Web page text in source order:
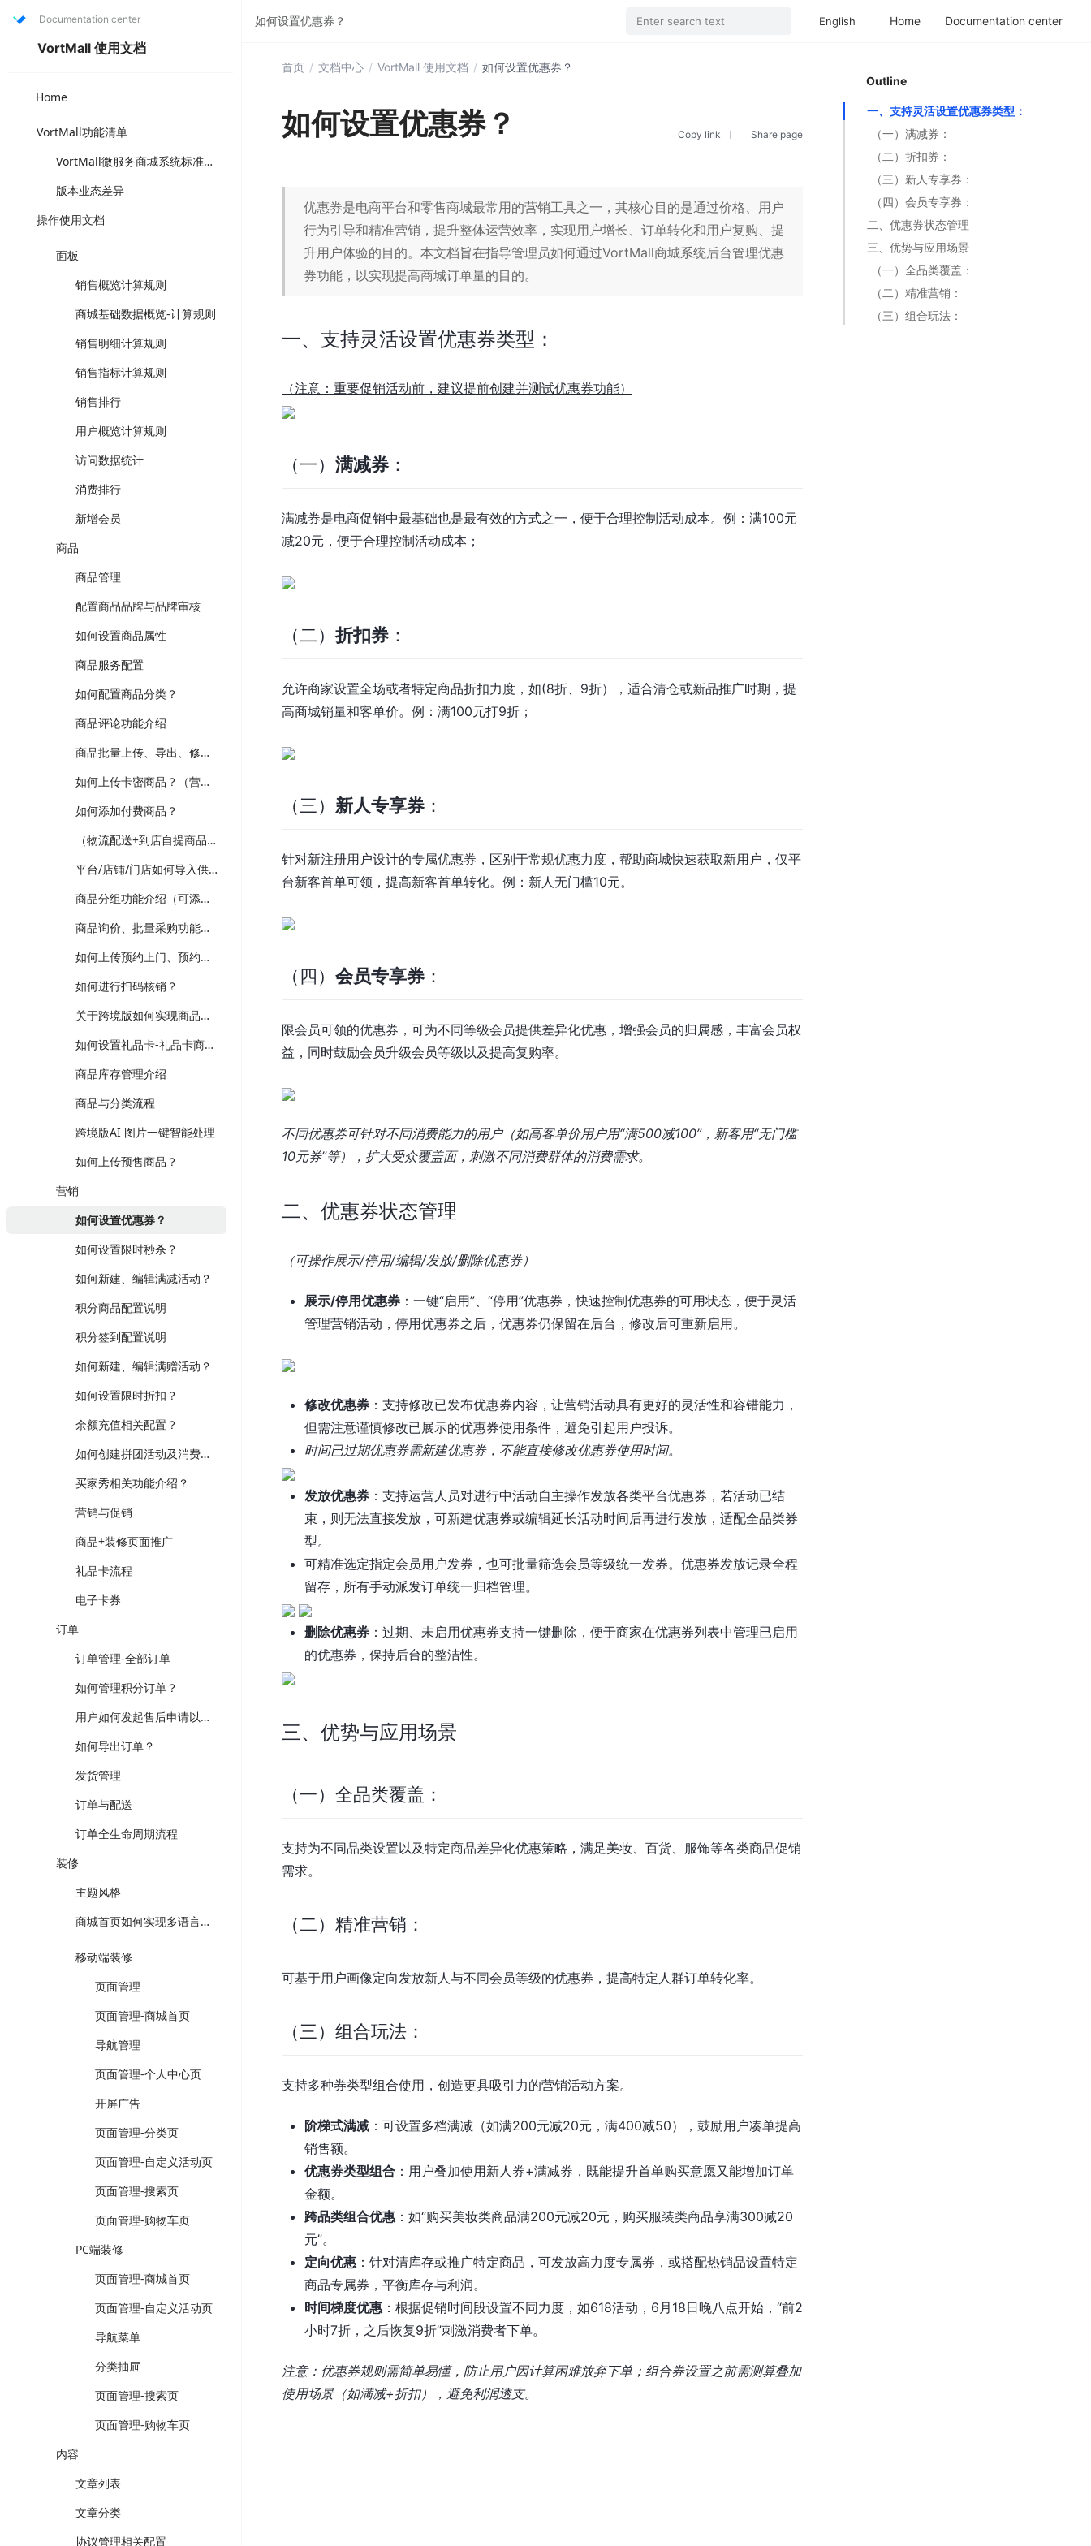
Documentation center
VortMall 使用文档
Home
VortMall功能清单
VortMall微服务商城系统标准版功能清单（打“✅”为套餐固定功能，可直接选用成熟方案，“可选配”为可另升级叠加版本功能，注店铺体系与门店体系为互斥功能体系）
版本业态差异
操作使用文档
面板
销售概览计算规则
商城基础数据概览-计算规则
销售明细计算规则
销售指标计算规则
销售排行
用户概览计算规则
访问数据统计
消费排行
新增会员
商品
商品管理
配置商品品牌与品牌审核
如何设置商品属性
商品服务配置
如何配置商品分类？
商品评论功能介绍
商品批量上传、导出、修改功能介绍
如何上传卡密商品？（营销-电子卡券）
如何添加付费商品？
（物流配送+到店自提商品）如何上传普通商品？
平台/店铺/门店如何导入供应商商品？（跨境、供应商、多门店版本适用）
商品分组功能介绍（可添加新品、热销、分类等分组，装修可选择商品分组分类）
商品询价、批量采购功能介绍（跨境、供应商、企业批发版本）
如何上传预约上门、预约到店商品？
如何进行扫码核销？
关于跨境版如何实现商品详情多语言翻译维护？
如何设置礼品卡-礼品卡商品？
商品库存管理介绍
商品与分类流程
跨境版AI 图片一键智能处理
如何上传预售商品？
营销
如何设置优惠券？
如何设置限时秒杀？
如何新建、编辑满减活动？
积分商品配置说明
积分签到配置说明
如何新建、编辑满赠活动？
如何设置限时折扣？
余额充值相关配置？
如何创建拼团活动及消费者如何参团？
买家秀相关功能介绍？
营销与促销
商品+装修页面推广
礼品卡流程
电子卡券
订单
订单管理-全部订单
如何管理积分订单？
用户如何发起售后申请以及后台操作流程
如何导出订单？
发货管理
订单与配送
订单全生命周期流程
装修
主题风格
商城首页如何实现多语言装修以及切换？
移动端装修
页面管理
页面管理-商城首页
导航管理
页面管理-个人中心页
开屏广告
页面管理-分类页
页面管理-自定义活动页
页面管理-搜索页
页面管理-购物车页
PC端装修
页面管理-商城首页
页面管理-自定义活动页
导航菜单
分类抽屉
页面管理-搜索页
页面管理-购物车页
内容
文章列表
文章分类
协议管理相关配置
首页 / 文档中心 / VortMall 使用文档 / 如何设置优惠券？
如何设置优惠券？ Copy link Share page
优惠券是电商平台和零售商城最常用的营销工具之一，其核心目的是通过价格、用户
行为引导和精准营销，提升整体运营效率，实现用户增长、订单转化和用户复购、提
升用户体验的目的。本文档旨在指导管理员如何通过VortMall商城系统后台管理优惠
券功能，以实现提高商城订单量的目的。
一、支持灵活设置优惠券类型：
（注意：重要促销活动前，建议提前创建并测试优惠券功能）
（一） 满减券：
满减券是电商促销中最基础也是最有效的方式之一，便于合理控制活动成本。例：满100元
减20元，便于合理控制活动成本；
（二）折扣券：
允许商家设置全场或者特定商品折扣力度，如(8折、9折），适合清仓或新品推广时期，提
高商城销量和客单价。例：满100元打9折；
（三） 新人专享券：
针对新注册用户设计的专属优惠券，区别于常规优惠力度，帮助商城快速获取新用户，仅平
台新客首单可领，提高新客首单转化。例：新人无门槛10元。
（四） 会员专享券：
限会员可领的优惠券，可为不同等级会员提供差异化优惠，增强会员的归属感，丰富会员权
益，同时鼓励会员升级会员等级以及提高复购率。
不同优惠券可针对不同消费能力的用户（如高客单价用户用“满500减100”，新客用“无门槛
10元券”等），扩大受众覆盖面，刺激不同消费群体的消费需求。
二、优惠券状态管理
（可操作展示/停用/编辑/发放/删除优惠券）
展示/停用优惠券 ：一键“启用”、“停用”优惠券，快速控制优惠券的可用状态，便于灵活
管理营销活动，停用优惠券之后，优惠券仍保留在后台，修改后可重新启用。
修改优惠券 ：支持修改已发布优惠券内容，让营销活动具有更好的灵活性和容错能力，
但需注意谨慎修改已展示的优惠券使用条件，避免引起用户投诉。
时间已过期优惠券需新建优惠券，不能直接修改优惠券使用时间。
发放优惠券 ：支持运营人员对进行中活动自主操作发放各类平台优惠券，若活动已结
束，则无法直接发放，可新建优惠券或编辑延长活动时间后再进行发放，适配全品类券
型。
可精准选定指定会员用户发券，也可批量筛选会员等级统一发券。优惠券发放记录全程
留存，所有手动派发订单统一归档管理。
删除优惠券 ：过期、未启用优惠券支持一键删除，便于商家在优惠券列表中管理已启用
的优惠券，保持后台的整洁性。
三、优势与应用场景
（一）全品类覆盖：
支持为不同品类设置以及特定商品差异化优惠策略，满足美妆、百货、服饰等各类商品促销
需求。
（二）精准营销：
可基于用户画像定向发放新人与不同会员等级的优惠券，提高特定人群订单转化率。
（三）组合玩法：
支持多种券类型组合使用，创造更具吸引力的营销活动方案。
阶梯式满减 ：可设置多档满减（如满200元减20元，满400减50），鼓励用户凑单提高
销售额。
优惠券类型组合 ：用户叠加使用新人券+满减券，既能提升首单购买意愿又能增加订单
金额。
跨品类组合优惠 ：如“购买美妆类商品满200元减20元，购买服装类商品享满300减20
元”。
定向优惠 ：针对清库存或推广特定商品，可发放高力度专属券，或搭配热销品设置特定
商品专属券，平衡库存与利润。
时间梯度优惠 ：根据促销时间段设置不同力度，如618活动，6月18日晚八点开始，“前2
小时7折，之后恢复9折”刺激消费者下单。
注意：优惠券规则需简单易懂，防止用户因计算困难放弃下单；组合券设置之前需测算叠加
使用场景（如满减+折扣），避免利润透支。
如何设置优惠券？ Enter search text English Home Documentation center
Outline
一、支持灵活设置优惠券类型：
（一）满减券：
（二）折扣券：
（三）新人专享券：
（四）会员专享券：
二、优惠券状态管理
三、优势与应用场景
（一）全品类覆盖：
（二）精准营销：
（三）组合玩法：